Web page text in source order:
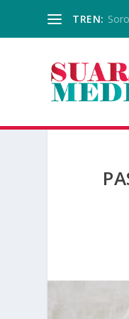
TREN: